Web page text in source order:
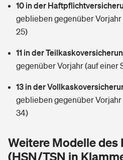
Wer versichert was: Jetzt
Sie haben Fragen?
Mietkautionsversicherung
Restkreditversicherung
Tools
Hochwasser-Check: Wie
Kinderinvalidität
Hundehalter-Haftpflicht
Handyversicherung
Private Cyberversicherung
Tierkrankenversicherung
Zur Übersicht
Tools
Wer versichert was: Jetzt
Rentenrechner: Wie viel Geld
10 in der
geblieben gegenüber Vorjahr
25)
11 in der
gegenüber Vorjahr (auf einer
13 in der
geblieben gegenüber Vorjahr
34)
Weitere Modelle des
(HSN/TSN in